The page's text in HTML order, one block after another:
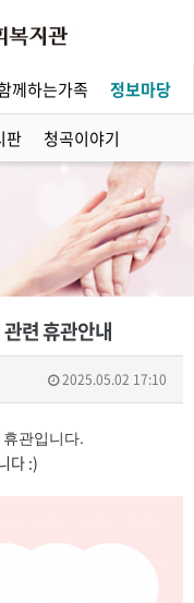
께하는가족 정보마당
판 청곡이야기
련 휴관안내
2025.05.02 17:10
관입니다.
다 :)